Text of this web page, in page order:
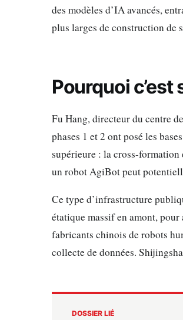
des modèles d’IA avancés,
plus larges de construction de
Pourquoi
Fu Hang, directeur du centre
phases 1 et 2 ont posé les
supérieure : la cross-
un robot AgiBot peut
Ce type d’infrastructure
étatique massif en amont,
fabricants chinois de robots
collecte de données.
DOSSIER LIÉ